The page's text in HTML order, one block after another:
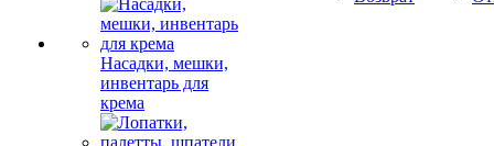
Насадки, мешки,
инвентарь для
крема